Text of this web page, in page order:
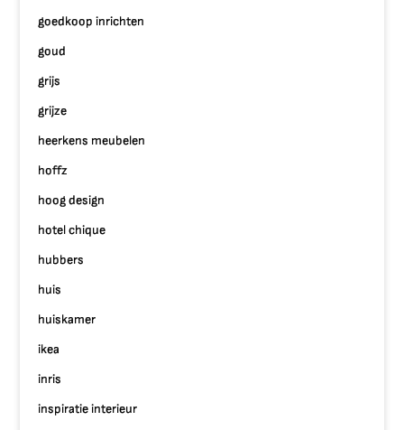
goedkoop inrichten
goud
grijs
grijze
heerkens meubelen
hoffz
hoog design
hotel chique
hubbers
huis
huiskamer
ikea
inris
inspiratie interieur